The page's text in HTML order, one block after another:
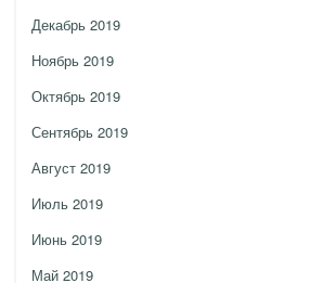
Декабрь 2019
Ноябрь 2019
Октябрь 2019
Сентябрь 2019
Август 2019
Июль 2019
Июнь 2019
Май 2019